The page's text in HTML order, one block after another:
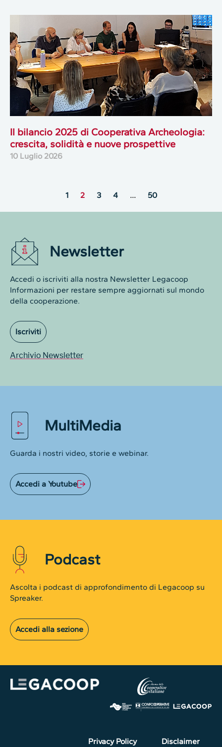
Il bilancio 2025 di Cooperativa Archeologia:
crescita, solidità e nuove prospettive
10 Luglio 2026
1 2 3 4 … 50
Newsletter
Accedi o iscriviti alla nostra Newsletter Legacoop
Informazioni per restare sempre aggiornati sul mondo
della cooperazione.
Iscriviti
Archivio Newsletter
MultiMedia
Guarda i nostri video, storie e webinar.
Accedi a Youtube
Podcast
Ascolta i podcast di approfondimento di Legacoop su
Spreaker.
Accedi alla sezione
Privacy Policy
Disclaimer